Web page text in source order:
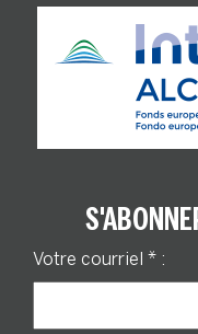
Votre courriel * :